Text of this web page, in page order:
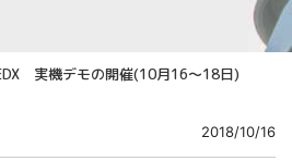
実機デモの開催(10月16～18日)
2018/10/16